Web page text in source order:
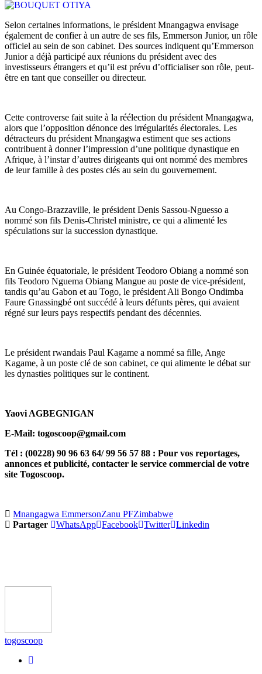
Selon certaines informations, le président Mnangagwa envisage
également de confier à un autre de ses fils, Emmerson Junior, un rôle
officiel au sein de son cabinet. Des sources indiquent qu’Emmerson
Junior a déjà participé aux réunions du président avec des
investisseurs étrangers et qu’il est prévu d’officialiser son rôle, peut-
être en tant que conseiller ou directeur.
Cette controverse fait suite à la réélection du président Mnangagwa,
alors que l’opposition dénonce des irrégularités électorales. Les
détracteurs du président Mnangagwa estiment que ses actions
contribuent à donner l’impression d’une politique dynastique en
Afrique, à l’instar d’autres dirigeants qui ont nommé des membres
de leur famille à des postes clés au sein du gouvernement.
Au Congo-Brazzaville, le président Denis Sassou-Nguesso a
nommé son fils Denis-Christel ministre, ce qui a alimenté les
spéculations sur la succession dynastique.
En Guinée équatoriale, le président Teodoro Obiang a nommé son
fils Teodoro Nguema Obiang Mangue au poste de vice-président,
tandis qu’au Gabon et au Togo, le président Ali Bongo Ondimba
Faure Gnassingbé ont succédé à leurs défunts pères, qui avaient
régné sur leurs pays respectifs pendant des décennies.
Le président rwandais Paul Kagame a nommé sa fille, Ange
Kagame, à un poste clé de son cabinet, ce qui alimente le débat sur
les dynasties politiques sur le continent.
Yaovi AGBEGNIGAN
E-Mail: togoscoop@gmail.com
Tél : (00228) 90 96 63 64/ 99 56 57 88 : Pour vos reportages,
annonces et publicité, contacter le service commercial de votre
site Togoscoop.
Mnangagwa EmmersonZanu PFZimbabwe
Partager
WhatsApp Facebook Twitter Linkedin
togoscoop